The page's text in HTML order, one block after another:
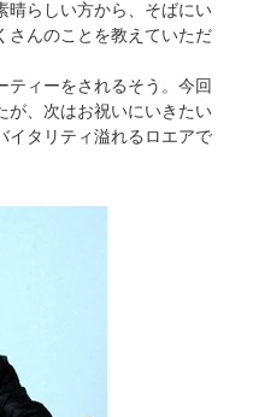
晴らしい方から、そばにい
さんのことを教えていただ
ティーをされるそう。今回
が、次はお祝いにいきたい
イタリティ溢れるロエアで